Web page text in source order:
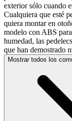
exterior sólo cuando
Cualquiera que esté
quiera montar en
modelo con ABS
humedad, las
que han demostrado
Mostrar todos los